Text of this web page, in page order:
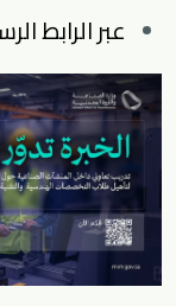
عبر الرابط